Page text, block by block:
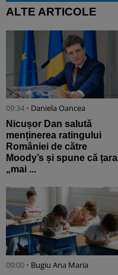
ALTE ARTICOLE
09:34 • Daniela Oancea
Nicușor Dan salută
menținerea ratingului
României de către
Moody’s și spune că țara
„mai ...
09:00 • Bugiu ⁠Ana Maria